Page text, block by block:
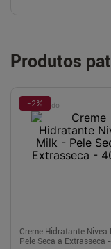
Produtos
Patrocinado
-2%
Creme Hidratante Nivea
Pele Seca a Extrasseca